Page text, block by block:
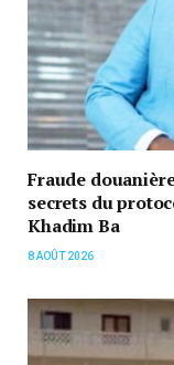
Fraude
secrets du
Khadim Ba
8 AOÛT 2026